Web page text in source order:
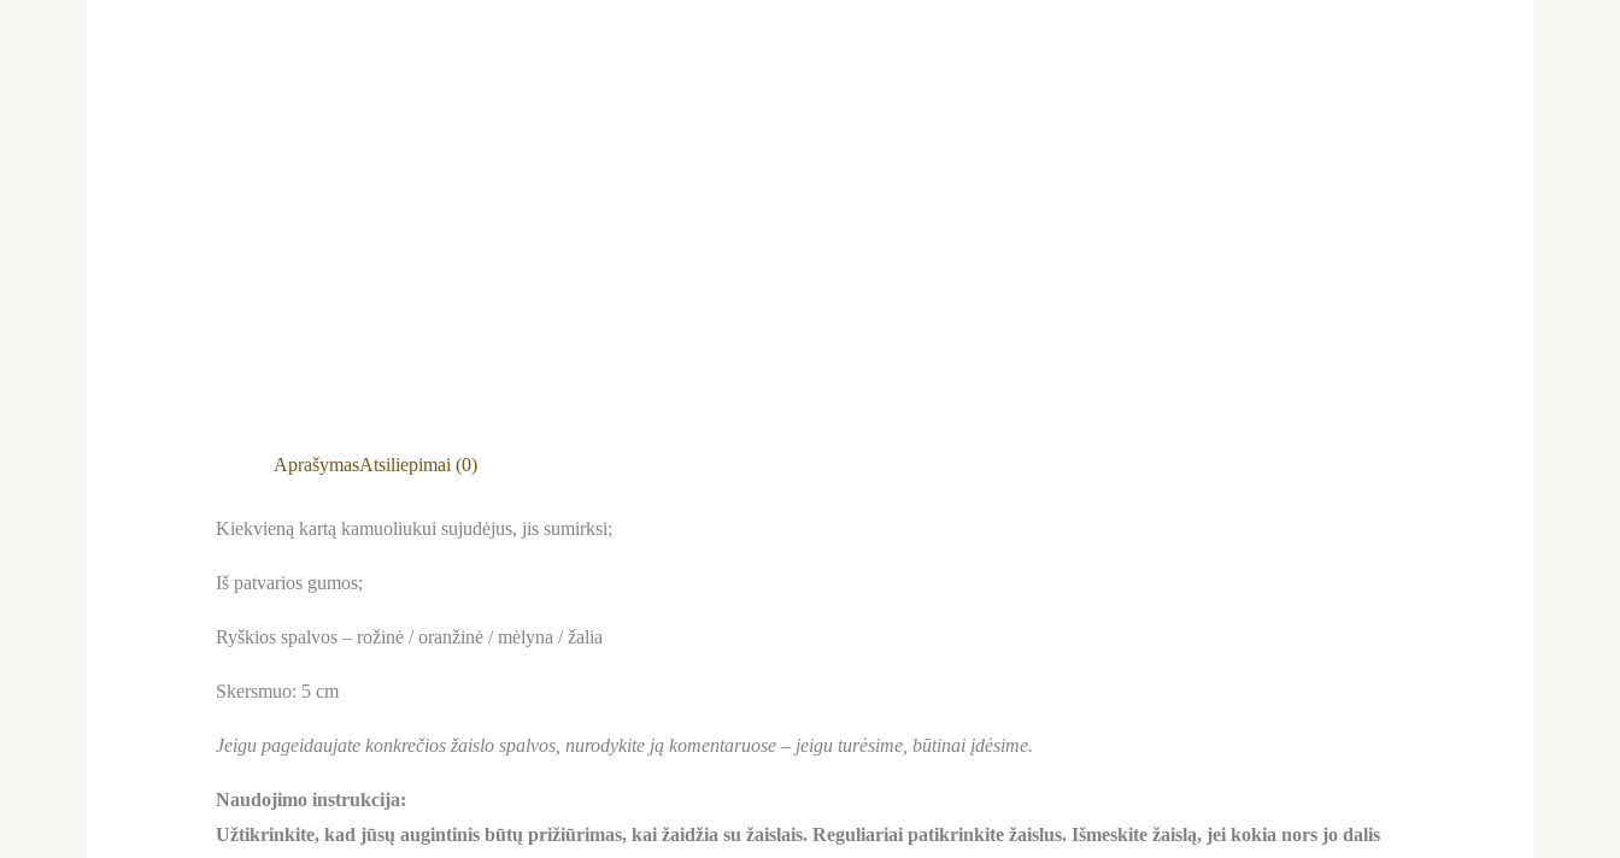
AprašymasAtsiliepimai (0)
Kiekvieną kartą kamuoliukui sujudėjus, jis sumirksi;
Iš patvarios gumos;
Ryškios spalvos – rožinė / oranžinė / mėlyna / žalia
Skersmuo: 5 cm
Jeigu pageidaujate konkrečios žaislo spalvos, nurodykite ją komentaruose – jeigu turėsime, būtinai įdėsime.
Naudojimo instrukcija:
Užtikrinkite, kad jūsų augintinis būtų prižiūrimas, kai žaidžia su žaislais. Reguliariai patikrinkite žaislus. Išmeskite žaislą, jei kokia nors jo dalis